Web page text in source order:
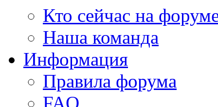
Кто сейчас на
Наша команда
Информация
Правила форума